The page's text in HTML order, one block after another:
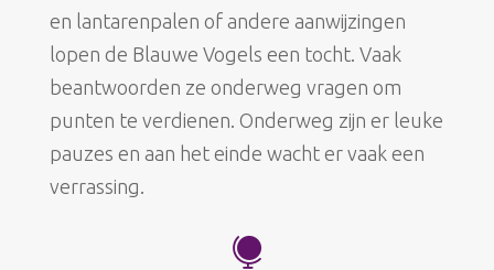
en lantarenpalen of andere aanwijzingen
lopen de Blauwe Vogels een tocht. Vaak
beantwoorden ze onderweg vragen om
punten te verdienen. Onderweg zijn er leuke
pauzes en aan het einde wacht er vaak een
verrassing.
